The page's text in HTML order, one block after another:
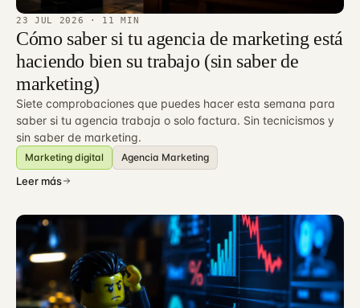
23 JUL 2026 · 11 MIN
Cómo saber si tu agencia de marketing está
haciendo bien su trabajo (sin saber de
marketing)
Siete comprobaciones que puedes hacer esta semana para
saber si tu agencia trabaja o solo factura. Sin tecnicismos y
sin saber de marketing.
Marketing digital Agencia Marketing
Leer más